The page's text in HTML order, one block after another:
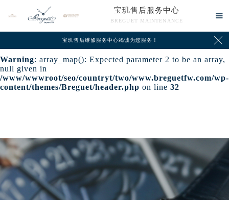
Warning : extract() expects parameter 1 to be array, null
given in
/www/wwwroot/seo/countryt/two/www.breguetfw.com/wp-
content/themes/Breguet/header.phpon line
Warning: array_map(): Expected parameter 2 to be an array,
null given in
/www/wwwroot/seo/countryt/two/www.breguetfw.com/wp-
content/themes/Breguet/header.php on line 32
宝玑售后服务中心
BREGUET MAINTENANCE

宝玑售后维修服务中心竭诚为您服务！ 